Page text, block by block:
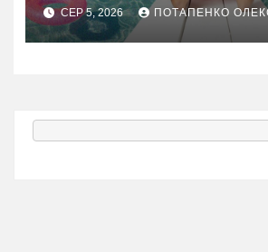
СЕР 5, 2026 ПОТАПЕНКО